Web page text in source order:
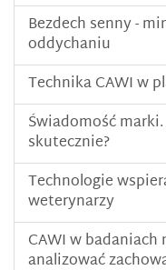
Bezdech senny -
oddychaniu
Technika CAWI w
Świadomość
skutecznie?
Technologie
weterynarzy
CAWI w badaniach
analizować